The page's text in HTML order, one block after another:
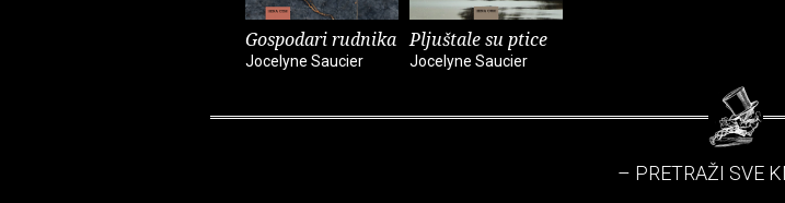
Gospodari rudnika
Jocelyne Saucier
Pljuštale su ptice
Jocelyne Saucier
– PRETRAŽI SVE